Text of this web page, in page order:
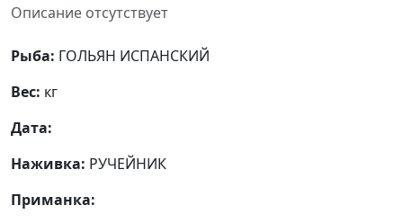
Описание отсутствует
Рыба: ГОЛЬЯН ИСПАНСКИЙ
Вес: кг
Дата:
Наживка: РУЧЕЙНИК
Приманка: